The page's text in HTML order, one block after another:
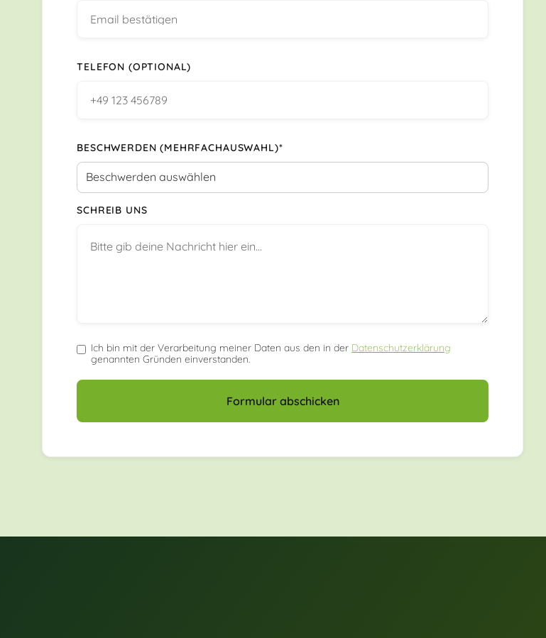
TELEFON (OPTIONAL)
BESCHWERDEN (MEHRFACHAUSWAHL)*
SCHREIB UNS
Ich bin mit der Verarbeitung meiner Daten aus den in der Datenschutzerklärung
genannten Gründen einverstanden.
Formular abschicken